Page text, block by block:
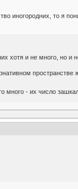
иногородних, то я
хотя и не много, но и
пространстве
- их число